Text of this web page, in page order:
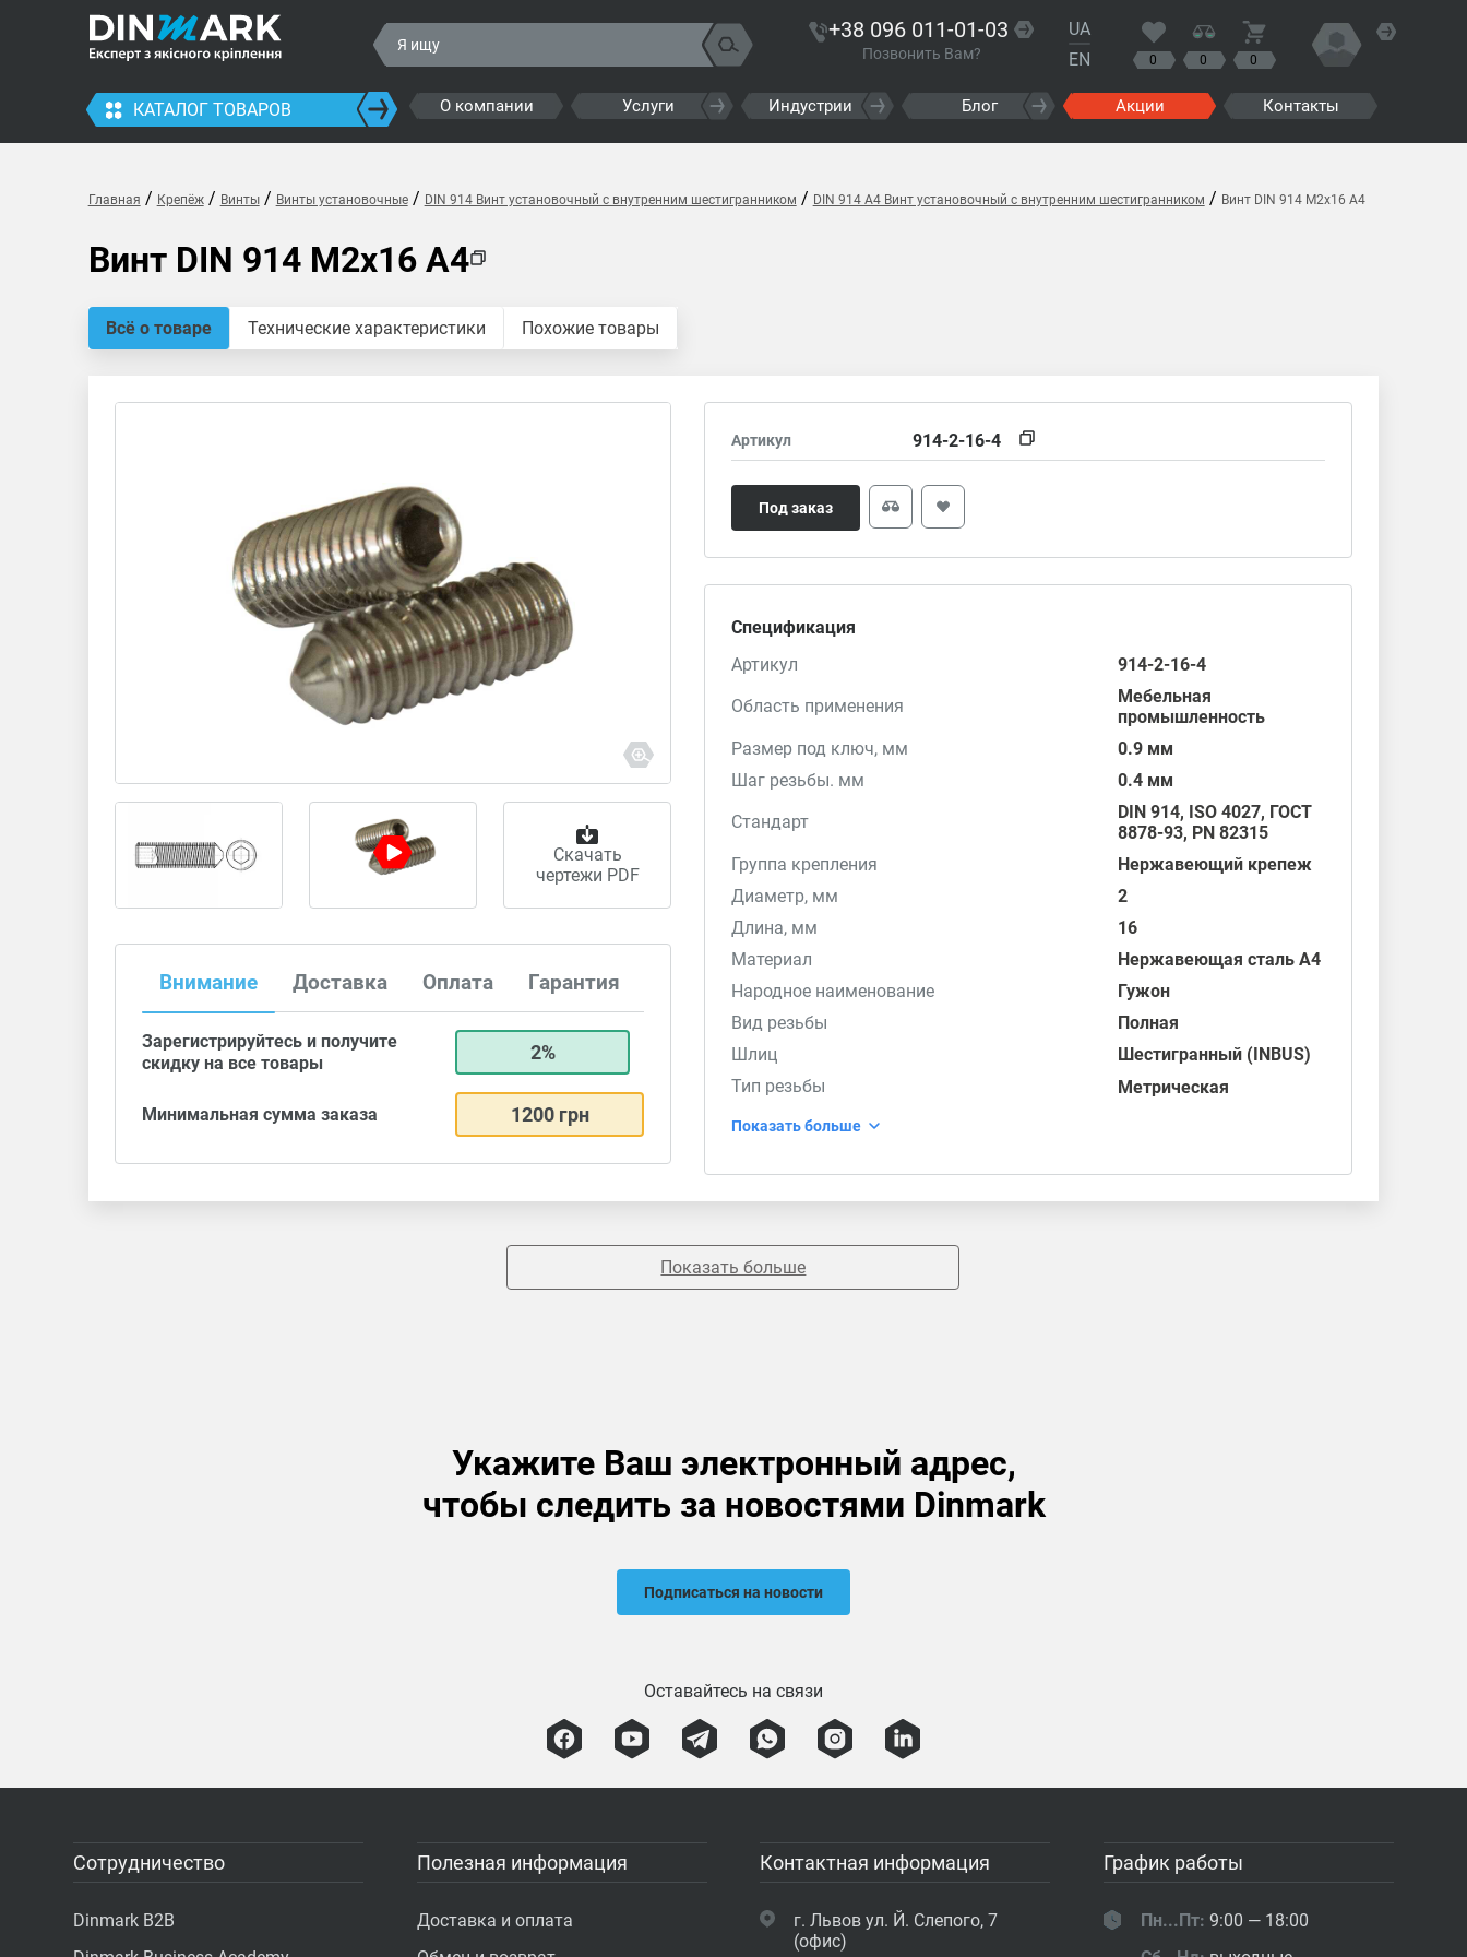
+38 096 011-01-03
Позвонить Вам?
UA
EN
0 0 0
КАТАЛОГ ТОВАРОВ О компании Услуги Индустрии Блог Акции Контакты
Главная / Крепёж/ Винты/ Винты установочные/ DIN 914 Винт установочный с внутренним шестигранником / DIN 914 A4 Винт установочный с внутренним шестигранником / Винт DIN 914 M2x16 A4
Винт DIN 914 M2x16 A4
Всё о товаре Технические характеристики Похожие товары
Скачать
чертежи PDF
Внимание Доставка Оплата Гарантия
Зарегистрируйтесь и получите
скидку на все товары
2%
Минимальная сумма заказа 1200 грн
Артикул 914-2-16-4
Под заказ
Спецификация
Артикул
914-2-16-4
Область применения
Мебельная
промышленность
Размер под ключ, мм
0.9 мм
Шаг резьбы. мм
0.4 мм
Стандарт
DIN 914, ISO 4027, ГОСТ
8878-93, PN 82315
Группа крепления
Нержавеющий крепеж
Диаметр, мм
2
Длина, мм
16
Материал
Нержавеющая сталь А4
Народное наименование
Гужон
Вид резьбы
Полная
Шлиц
Шестигранный (INBUS)
Тип резьбы
Метрическая
Показать больше
Показать больше
Укажите Ваш электронный адрес,
чтобы следить за новостями Dinmark
Подписаться на новости
Оставайтесь на связи
Сотрудничество
Dinmark B2B
Полезная информация
Доставка и оплата
Контактная информация
г. Львов ул. Й. Слепого, 7
(офис)
График работы
Пн...Пт: 9:00 — 18:00